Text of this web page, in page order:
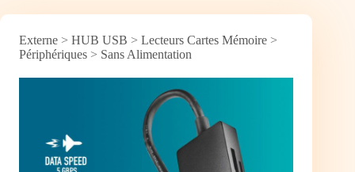
Externe > HUB USB > Lecteurs Cartes Mémoire >
Périphériques > Sans Alimentation